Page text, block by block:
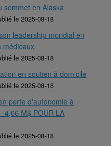
sommet en Alaska
le 2025-08-18
leadership mondial en
médicaux
le 2025-08-18
en soutien à domicile
le 2025-08-18
perte d'autonomie à
4,66 M$ POUR LA
le 2025-08-18